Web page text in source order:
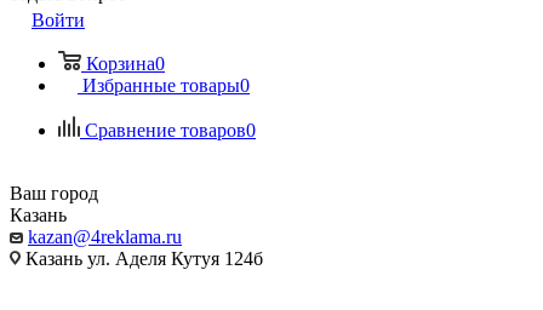
Войти
Корзина0
Избранные товары0
Сравнение товаров0
Ваш город
Казань
kazan@4reklama.ru
Казань ул. Аделя Кутуя 124б